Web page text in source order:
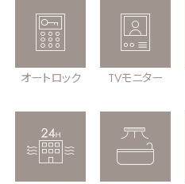
オートロック TVモニター